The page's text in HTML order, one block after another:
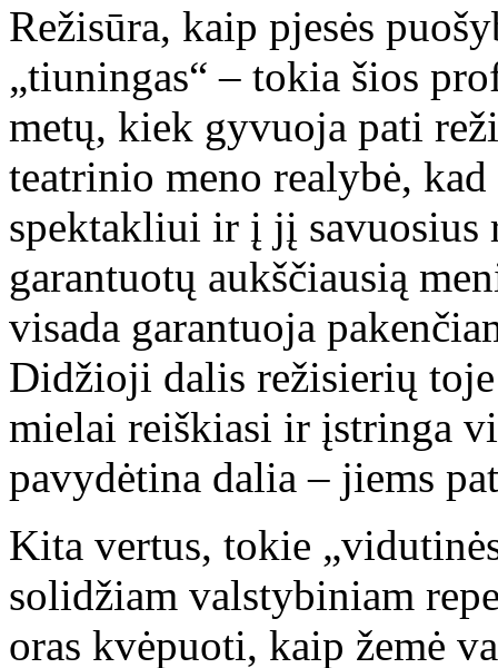
Režisūra, kaip pjesės
„tiuningas“ – tokia šios
metų, kiek gyvuoja pati
teatrinio meno realybė,
spektakliui ir į jį savuosius
garantuotų aukščiausią
visada garantuoja
Didžioji dalis režisierių
mielai reiškiasi ir įstringa
pavydėtina dalia – jiems
Kita vertus, tokie
solidžiam valstybiniam
oras kvėpuoti, kaip žemė